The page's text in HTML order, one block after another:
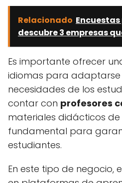
Relacionado
descubre 3 empresas
Es importante ofrecer
idiomas para adaptarse
necesidades de los
contar con profesores
materiales didácticos
fundamental para
estudiantes.
En este tipo de negocio,